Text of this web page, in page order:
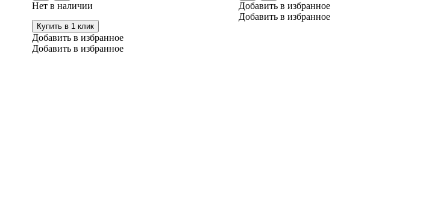
Нет в наличии
Купить в 1 клик
Добавить в избранное
Добавить в избранное
Добавить в избранное
Добавить в избранное